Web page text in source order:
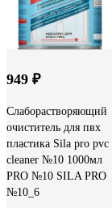
949 ₽
Слаборастворяющий
очиститель для пвх
пластика Sila pro pvc
cleaner №10 1000мл
PRO №10 SILA PRO
№10_6